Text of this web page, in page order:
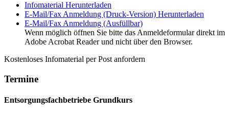
Infomaterial Herunterladen
E-Mail/Fax Anmeldung (Druck-Version) Herunterladen
E-Mail/Fax Anmeldung (Ausfüllbar)
Wenn möglich öffnen Sie bitte das Anmeldeformular direkt im
Adobe Acrobat Reader und nicht über den Browser.
Kostenloses Infomaterial per Post anfordern
Termine
Entsorgungsfachbetriebe Grundkurs